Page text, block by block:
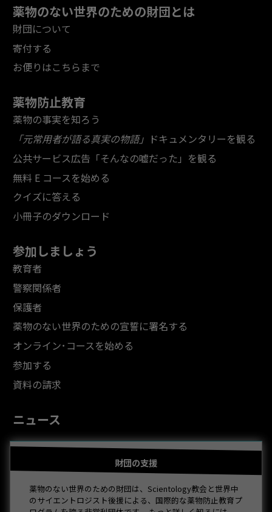
薬物のない世界のための財団とは
財団について
寄付する
お便りはこちらまで
薬物防止教育
薬物の事実を知ろう
「元常用者が語る真実の物語」 ドキュメンタリーを観る
公共サービス広告「そんなの嘘だった」を観る
無料 E コースを始める
クイズに答える
小冊子のダウンロード
参加しましょう
教育者
警察関係者
保護者
薬物のない世界のための宣誓に署名する
オンライン･コースを始める
参加する
資料の請求
ニュース
財団の支援
薬物のない世界のための財団は、Scientology教会と世界中
のサイエントロジスト後援による、国際的な薬物防止教育プ